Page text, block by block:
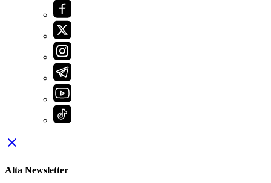
close
Alta Newsletter